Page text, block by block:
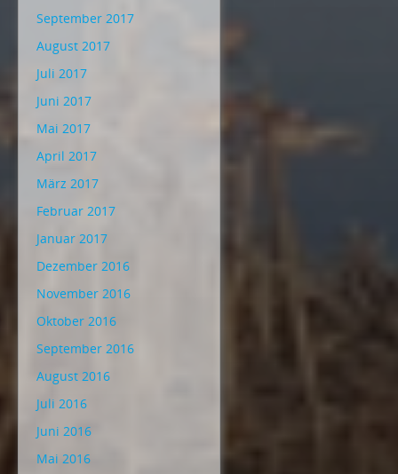
September 2017
August 2017
Juli 2017
Juni 2017
Mai 2017
April 2017
März 2017
Februar 2017
Januar 2017
Dezember 2016
November 2016
Oktober 2016
September 2016
August 2016
Juli 2016
Juni 2016
Mai 2016